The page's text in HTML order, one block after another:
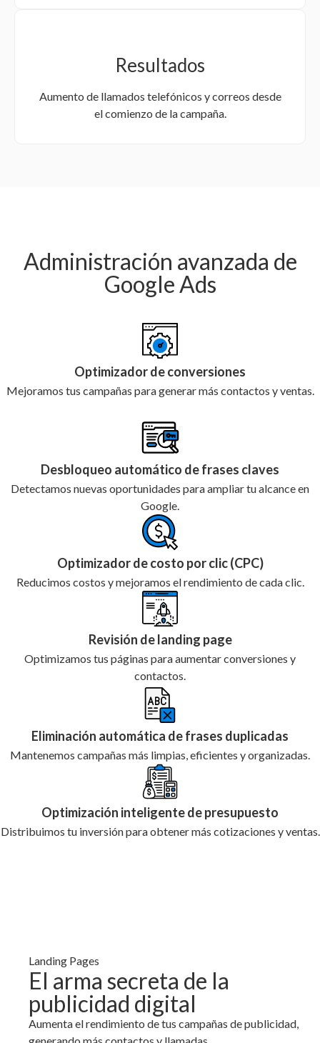
Resultados
Aumento de llamados telefónicos y correos desde
el comienzo de la campaña.
Administración avanzada de
Google Ads
Optimizador de conversiones
Mejoramos tus campañas para generar más contactos y ventas.
Desbloqueo automático de frases claves
Detectamos nuevas oportunidades para ampliar tu alcance en
Google.
Optimizador de costo por clic (CPC)
Reducimos costos y mejoramos el rendimiento de cada clic.
Revisión de landing page
Optimizamos tus páginas para aumentar conversiones y
contactos.
Eliminación automática de frases duplicadas
Mantenemos campañas más limpias, eficientes y organizadas.
Optimización inteligente de presupuesto
Distribuimos tu inversión para obtener más cotizaciones y ventas.
Landing Pages
El arma secreta de la
publicidad digital
Aumenta el rendimiento de tus campañas de publicidad,